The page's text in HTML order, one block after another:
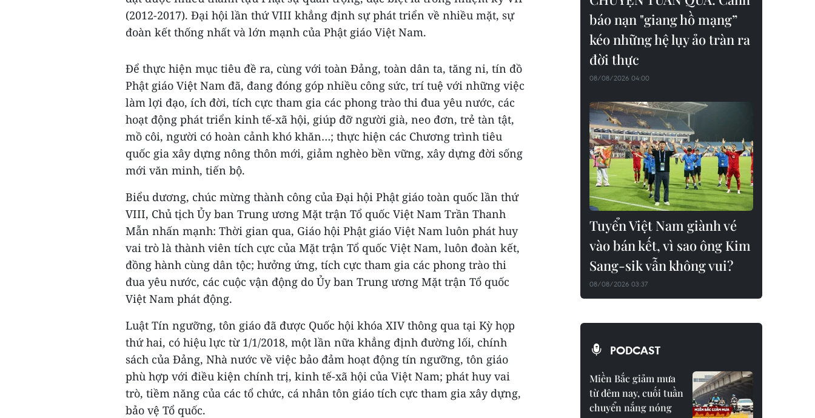
(2012-2017). Đại hội lần thứ VIII khẳng định sự phát triển về nhiều mặt, sự
đoàn kết thống nhất và lớn mạnh của Phật giáo Việt Nam.
Để thực hiện mục tiêu đề ra, cùng với toàn Đảng, toàn dân ta, tăng ni, tín đồ
Phật giáo Việt Nam đã, đang đóng góp nhiều công sức, trí tuệ với những việc
làm lợi đạo, ích đời, tích cực tham gia các phong trào thi đua yêu nước, các
hoạt động phát triển kinh tế-xã hội, giúp đỡ người già, neo đơn, trẻ tàn tật,
mồ côi, người có hoàn cảnh khó khăn…; thực hiện các Chương trình tiêu
quốc gia xây dựng nông thôn mới, giảm nghèo bền vững, xây dựng đời sống
mới văn minh, tiến bộ.
Biểu dương, chúc mừng thành công của Đại hội Phật giáo toàn quốc lần thứ
VIII, Chủ tịch Ủy ban Trung ương Mặt trận Tổ quốc Việt Nam Trần Thanh
Mẫn nhấn mạnh: Thời gian qua, Giáo hội Phật giáo Việt Nam luôn phát huy
vai trò là thành viên tích cực của Mặt trận Tổ quốc Việt Nam, luôn đoàn kết,
đồng hành cùng dân tộc; hưởng ứng, tích cực tham gia các phong trào thi
đua yêu nước, các cuộc vận động do Ủy ban Trung ương Mặt trận Tổ quốc
Việt Nam phát động.
Luật Tín ngưỡng, tôn giáo đã được Quốc hội khóa XIV thông qua tại Kỳ họp
thứ hai, có hiệu lực từ 1/1/2018, một lần nữa khẳng định đường lối, chính
sách của Đảng, Nhà nước về việc bảo đảm hoạt động tín ngưỡng, tôn giáo
phù hợp với điều kiện chính trị, kinh tế-xã hội của Việt Nam; phát huy vai
trò, tiềm năng của các tổ chức, cá nhân tôn giáo tích cực tham gia xây dựng,
bảo vệ Tổ quốc.
báo nạn "giang hồ mạng”
kéo những hệ lụy ảo tràn ra
đời thực
08/08/2026 04:00
Tuyển Việt Nam giành vé
vào bán kết, vì sao ông Kim
Sang-sik vẫn không vui?
08/08/2026 03:37
PODCAST
Miền Bắc giảm mưa
từ đêm nay, cuối tuần
chuyển nắng nóng